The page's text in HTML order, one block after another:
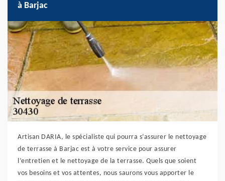
à Barjac
Artisan DARIA, le spécialiste qui pourra s’assurer le nettoyage
de terrasse à Barjac est à votre service pour assurer
l’entretien et le nettoyage de la terrasse. Quels que soient
vos besoins et vos attentes, nous saurons vous apporter le